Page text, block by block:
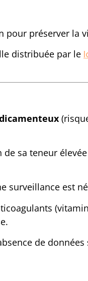
pour préserver la
distribuée par le
sa teneur
surveillance est
de données